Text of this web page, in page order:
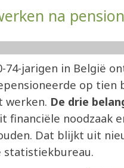
na
74-jarigen in België
op tien
werken. De drie
financiële noodzaak
Dat blijkt uit
statistiekbureau.